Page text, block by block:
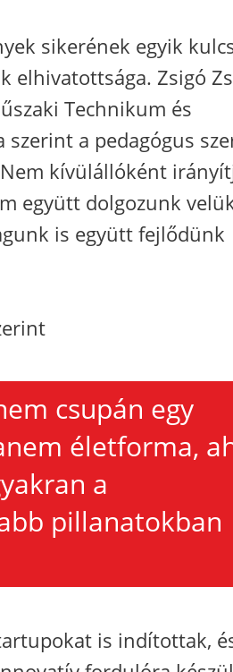
sikerének egyik
elhivatottsága. Zsigó
Technikum és
szerint a pedagógus
kívülállóként
együtt dolgozunk
is együtt fejlődünk
csupán egy
életforma,
a
pillanatokban
is indítottak,